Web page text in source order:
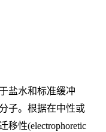
盐水和标准缓冲
子。根据在中性或
移性(electrophoretic